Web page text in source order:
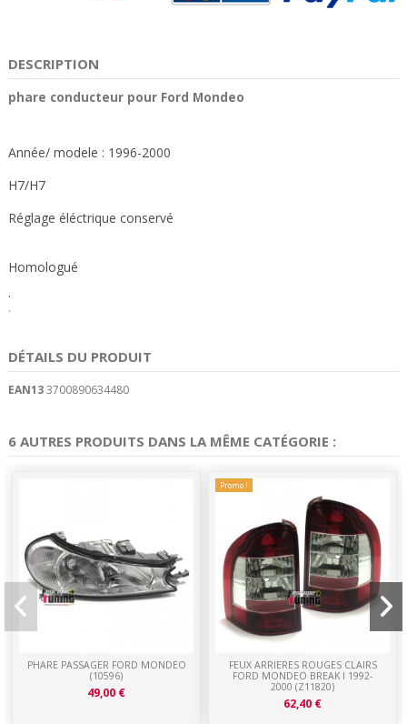
DESCRIPTION
phare conducteur pour Ford Mondeo
Année/ modele : 1996-2000
H7/H7
Réglage éléctrique conservé
Homologué
.
.
DÉTAILS DU PRODUIT
EAN133700890634480
6 AUTRES PRODUITS DANS LA MÊME CATÉGORIE :
PHARE PASSAGER FORD MONDEO
(10596)
49,00 €
Promo !
FEUX ARRIERES ROUGES CLAIRS
FORD MONDEO BREAK I 1992-
2000 (Z11820)
62,40 €